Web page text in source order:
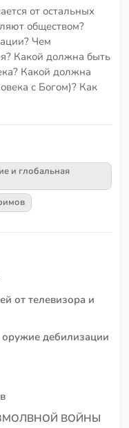
от остальных
обществом?
Чем
Какой должна быть
Какой должна
с Богом)? Как
и глобальная
от телевизора и
дебилизации
ВОЙНЫ